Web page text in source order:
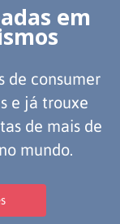
em
de consumer
e já trouxe
de mais de
mundo.